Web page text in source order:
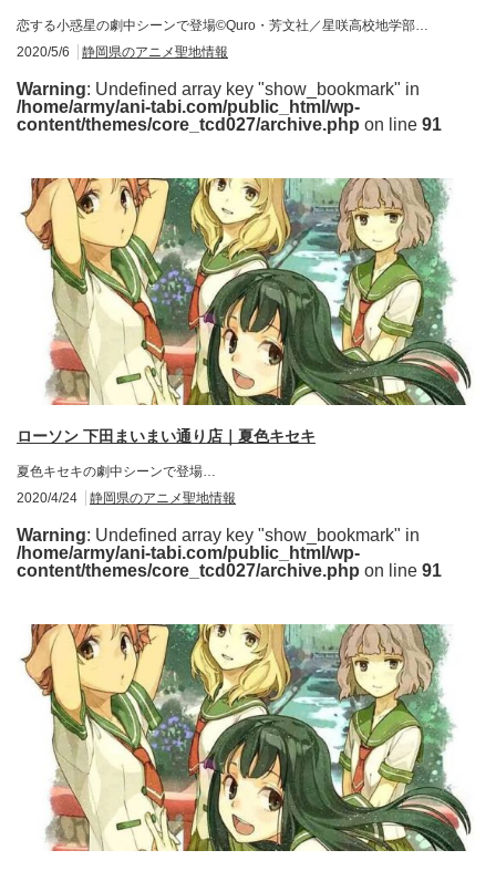
恋する小惑星の劇中シーンで登場©Quro・芳文社／星咲高校地学部…
2020/5/6
静岡県のアニメ聖地情報
Warning: Undefined array key "show_bookmark" in
/home/army/ani-tabi.com/public_html/wp-
content/themes/core_tcd027/archive.php on line 91
ローソン 下田まいまい通り店｜夏色キセキ
夏色キセキの劇中シーンで登場…
2020/4/24
静岡県のアニメ聖地情報
Warning: Undefined array key "show_bookmark" in
/home/army/ani-tabi.com/public_html/wp-
content/themes/core_tcd027/archive.php on line 91